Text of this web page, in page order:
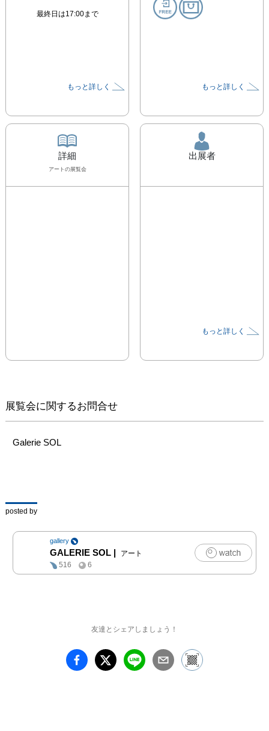
最終日は17:00まで
もっと詳しく もっと詳しく
詳細
アート の展覧会
出展者
もっと詳しく
展覧会に関するお問合せ
Galerie SOL
posted by
gallery
GALERIE SOL |
アート
516
6
友達とシェアしましょう！